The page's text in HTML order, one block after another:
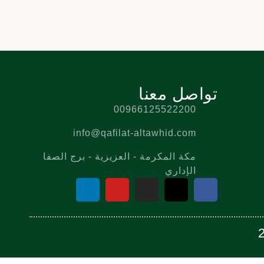
تواصل معنا
00966125522200
info@qafilat-altawhid.com
مكة المكرمة - العزيزية - برج الصفا
الإداري